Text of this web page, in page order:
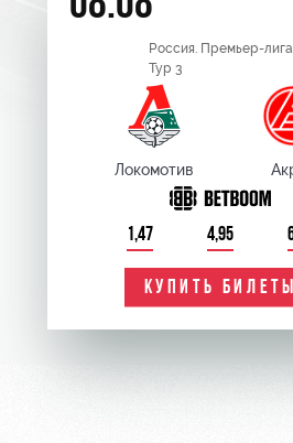
Россия. Премьер-лига
Тур 3
Локомотив
1,47 4,95
КУПИТЬ БИЛЕТЫ